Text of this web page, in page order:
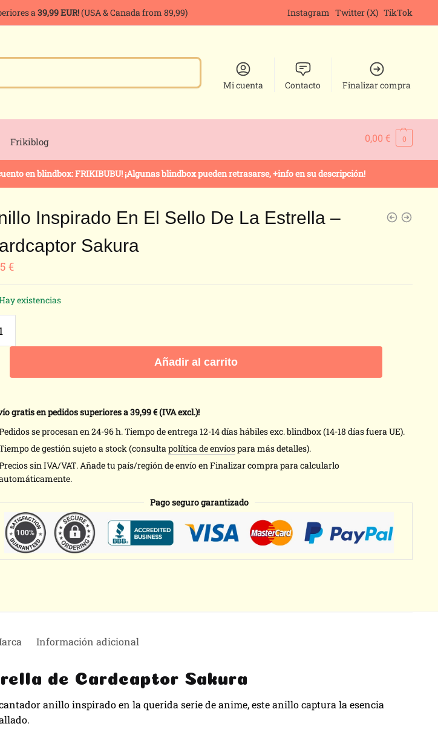
a39,99 EUR!(USA & Canada from 89,99) Instagram Twitter (X) TikTok
Mi cuenta Contacto Finalizar compra
Frikiblog 0,00€ 0
en blindbox: FRIKIBUBU! ¡Algunas blindbox pueden retrasarse, +info en su descripción!
Inspirado En El Sello De La Estrella –
Sakura
€
existencias
Añadir al carrito
gratis en pedidos superiores a 39,99€ (IVA excl.)!
se procesan en 24-96 h. Tiempo de entrega 12-14 días hábiles exc. blindbox (14-18 días fuera UE).
de gestión sujeto a stock (consultapolítica de envíospara más detalles).
sin IVA/VAT. Añade tu país/región de envío en Finalizar compra para calcularlo
Pago seguro garantizado
Información adicional
de Cardcaptor Sakura
anillo inspirado en la querida serie de anime, este anillo captura la esencia